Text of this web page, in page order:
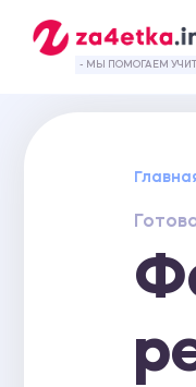
- МЫ ПОМОГАЕМ